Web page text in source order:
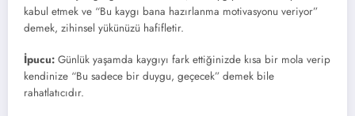
kabul etmek ve “Bu kaygı bana hazırlanma motivasyonu veriyor”
demek, zihinsel yükünüzü hafifletir.
İpucu: Günlük yaşamda kaygıyı fark ettiğinizde kısa bir mola verip
kendinize “Bu sadece bir duygu, geçecek” demek bile
rahatlatıcıdır.